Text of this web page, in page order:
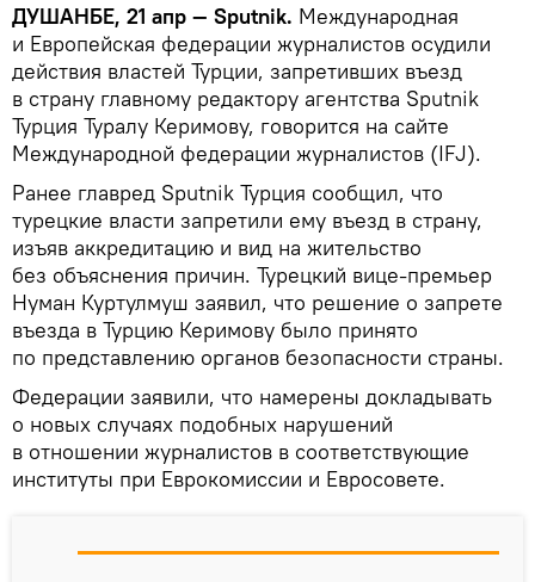
ДУШАНБЕ, 21 апр — Sputnik. Международная
и Европейская федерации журналистов осудили
действия властей Турции, запретивших въезд
в страну главному редактору агентства Sputnik
Турция Туралу Керимову, говорится на сайте
Международной федерации журналистов (IFJ).
Ранее главред Sputnik Турция сообщил, что
турецкие власти запретили ему въезд в страну,
изъяв аккредитацию и вид на жительство
без объяснения причин. Турецкий вице-премьер
Нуман Куртулмуш заявил, что решение о запрете
въезда в Турцию Керимову было принято
по представлению органов безопасности страны.
Федерации заявили, что намерены докладывать
о новых случаях подобных нарушений
в отношении журналистов в соответствующие
институты при Еврокомиссии и Евросовете.